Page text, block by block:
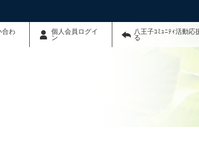
合わ
個人会員ログイ
ン
八王子ｺﾐｭﾆﾃｨ活動
る